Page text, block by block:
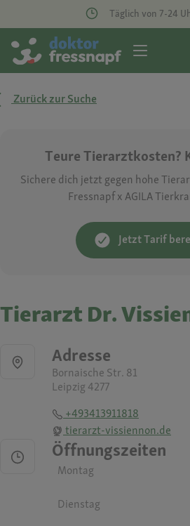
Täglich von 7-24
Zurück zur Suche
Teure Tierarztkosten?
Sichere dich jetzt gegen hohe
Fressnapf x AGILA
Jetzt Tarif
Tierarzt Dr.
Adresse
Bornaische Str. 81
Leipzig 4277
+493413911818
tierarzt-vissiennon.de
Öffnungszeiten
Montag
Dienstag